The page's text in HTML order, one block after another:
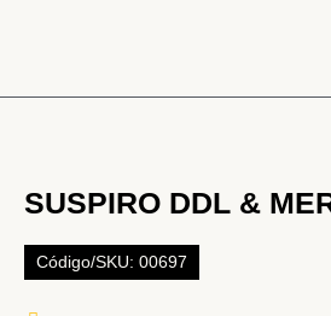
SUSPIRO DDL &
Código/SKU: 00697